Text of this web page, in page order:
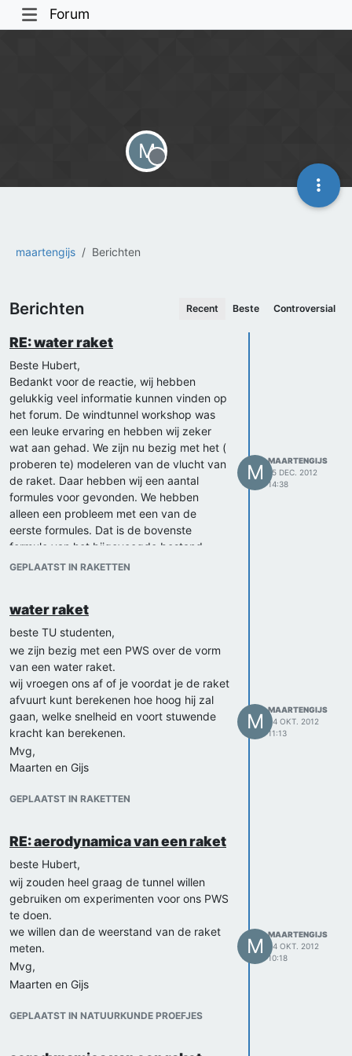
Forum
maartengijs Berichten
M
Offline
Berichten Recent Beste Controversial
RE: water raket
Beste Hubert,
Bedankt voor de reactie, wij hebben
gelukkig veel informatie kunnen vinden op
het forum. De windtunnel workshop was
een leuke ervaring en hebben wij zeker
wat aan gehad. We zijn nu bezig met het (
proberen te) modeleren van de vlucht van
de raket. Daar hebben wij een aantal
formules voor gevonden. We hebben
alleen een probleem met een van de
eerste formules. Dat is de bovenste
formule van het bijgevoegde bestand.
Deze formule snappen wij niet echt, wat
dit modeleren krijgen wij een veelste grote
beginsnelheid). Wij wilden dus vragen of u
hier even naar wilde kijken en het ons
duidelijk maken.
Mvg
Maarten en Gijs
GEPLAATST IN RAKETTEN
M MAARTENGIJS
15 DEC. 2012
14:38
water raket
beste TU studenten,
we zijn bezig met een PWS over de vorm
van een water raket.
wij vroegen ons af of je voordat je de raket
afvuurt kunt berekenen hoe hoog hij zal
gaan, welke snelheid en voort stuwende
kracht kan berekenen.
Mvg,
Maarten en Gijs
GEPLAATST IN RAKETTEN
M MAARTENGIJS
24 OKT. 2012
11:13
RE: aerodynamica van een raket
beste Hubert,
wij zouden heel graag de tunnel willen
gebruiken om experimenten voor ons PWS
te doen.
we willen dan de weerstand van de raket
meten.
Mvg,
Maarten en Gijs
GEPLAATST IN NATUURKUNDE PROEFJES
M MAARTENGIJS
24 OKT. 2012
10:18